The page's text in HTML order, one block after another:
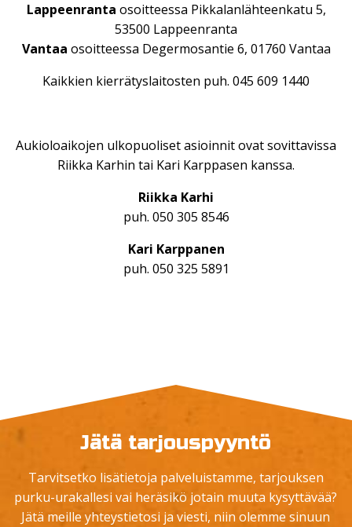
Lappeenranta osoitteessa Pikkalanlähteenkatu 5,
53500 Lappeenranta
Vantaa osoitteessa Degermosantie 6, 01760 Vantaa
Kaikkien kierrätyslaitosten puh. 045 609 1440
Aukioloaikojen ulkopuoliset asioinnit ovat sovittavissa
Riikka Karhin tai Kari Karppasen kanssa.
Riikka Karhi
puh. 050 305 8546
Kari Karppanen
puh. 050 325 5891
Jätä tarjouspyyntö
Tarvitsetko lisätietoja palveluistamme, tarjouksen
purku-urakallesi vai heräsikö jotain muuta kysyttävää?
Jätä meille yhteystietosi ja viesti, niin olemme sinuun